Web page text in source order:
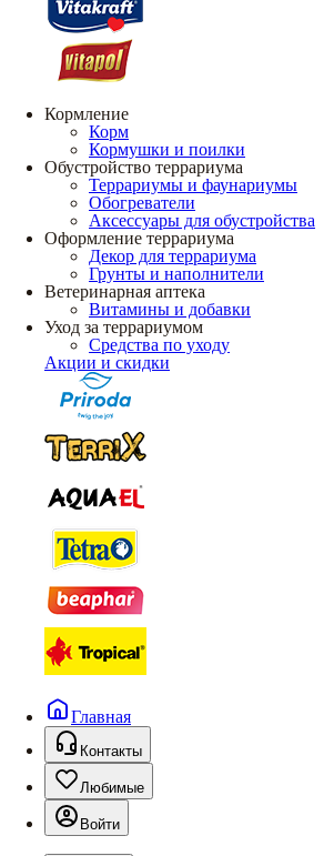
Кормление
Корм
Кормушки и поилки
Обустройство террариума
Террариумы и фаунариумы
Обогреватели
Аксессуары для обустройства
Оформление террариума
Декор для террариума
Грунты и наполнители
Ветеринарная аптека
Витамины и добавки
Уход за террариумом
Средства по уходу
Акции и скидки
Главная
Контакты
Любимые
Войти